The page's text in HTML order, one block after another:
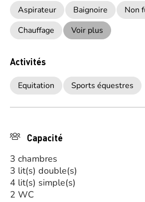
Aspirateur Baignoire
Non
Chauffage
Voir plus
Activités
Equitation Sports équestres
Capacité
3 chambres
3 lit(s) double(s)
4 lit(s) simple(s)
2 WC